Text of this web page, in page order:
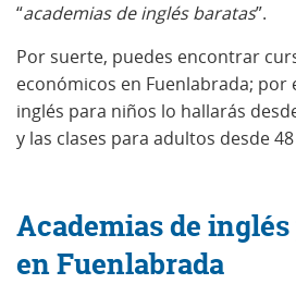
“academias de inglés baratas”.
Por suerte, puedes encontrar
económicos en Fuenlabrada; por
inglés para niños lo hallarás
y las clases para adultos desde
Academias de
en Fuenlabrada